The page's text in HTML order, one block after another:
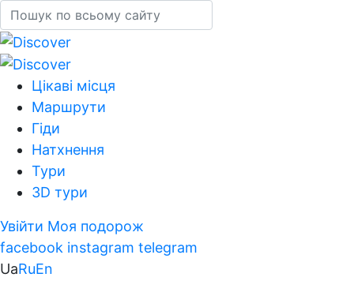
Цікаві місця
Маршрути
Гіди
Натхнення
Тури
3D тури
Увійти Моя подорож
facebook instagram telegram
UaRuEn